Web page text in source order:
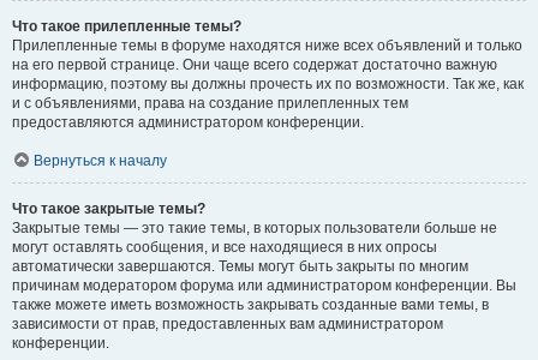
Что такое прилепленные темы?
Прилепленные темы в форуме находятся ниже всех объявлений и только
на его первой странице. Они чаще всего содержат достаточно важную
информацию, поэтому вы должны прочесть их по возможности. Так же, как
и с объявлениями, права на создание прилепленных тем
предоставляются администратором конференции.
Вернуться к началу
Что такое закрытые темы?
Закрытые темы — это такие темы, в которых пользователи больше не
могут оставлять сообщения, и все находящиеся в них опросы
автоматически завершаются. Темы могут быть закрыты по многим
причинам модератором форума или администратором конференции. Вы
также можете иметь возможность закрывать созданные вами темы, в
зависимости от прав, предоставленных вам администратором
конференции.